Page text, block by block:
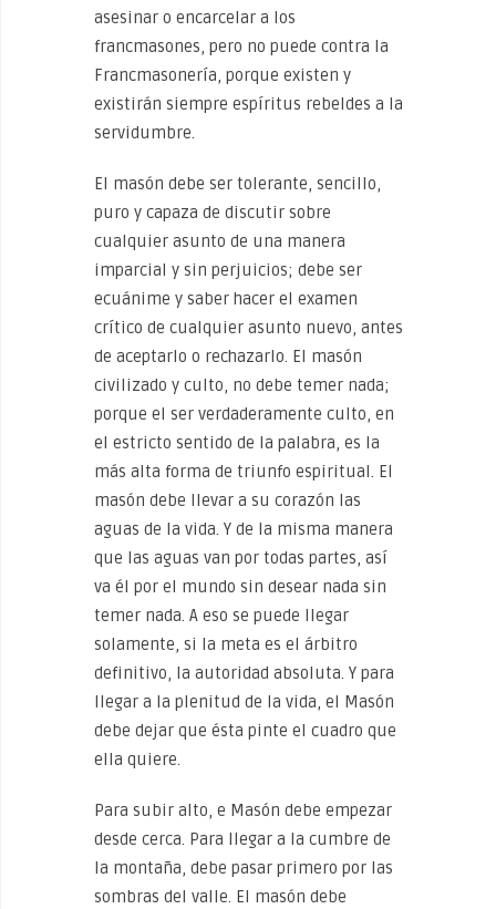
asesinar o encarcelar a los
francmasones, pero no puede contra la
Francmasonería, porque existen y
existirán siempre espíritus rebeldes a la
servidumbre.
El masón debe ser tolerante, sencillo,
puro y capaza de discutir sobre
cualquier asunto de una manera
imparcial y sin perjuicios; debe ser
ecuánime y saber hacer el examen
crítico de cualquier asunto nuevo, antes
de aceptarlo o rechazarlo. El masón
civilizado y culto, no debe temer nada;
porque el ser verdaderamente culto, en
el estricto sentido de la palabra, es la
más alta forma de triunfo espiritual. El
masón debe llevar a su corazón las
aguas de la vida. Y de la misma manera
que las aguas van por todas partes, así
va él por el mundo sin desear nada sin
temer nada. A eso se puede llegar
solamente, si la meta es el árbitro
definitivo, la autoridad absoluta. Y para
llegar a la plenitud de la vida, el Masón
debe dejar que ésta pinte el cuadro que
ella quiere.
Para subir alto, e Masón debe empezar
desde cerca. Para llegar a la cumbre de
la montaña, debe pasar primero por las
sombras del valle. El masón debe